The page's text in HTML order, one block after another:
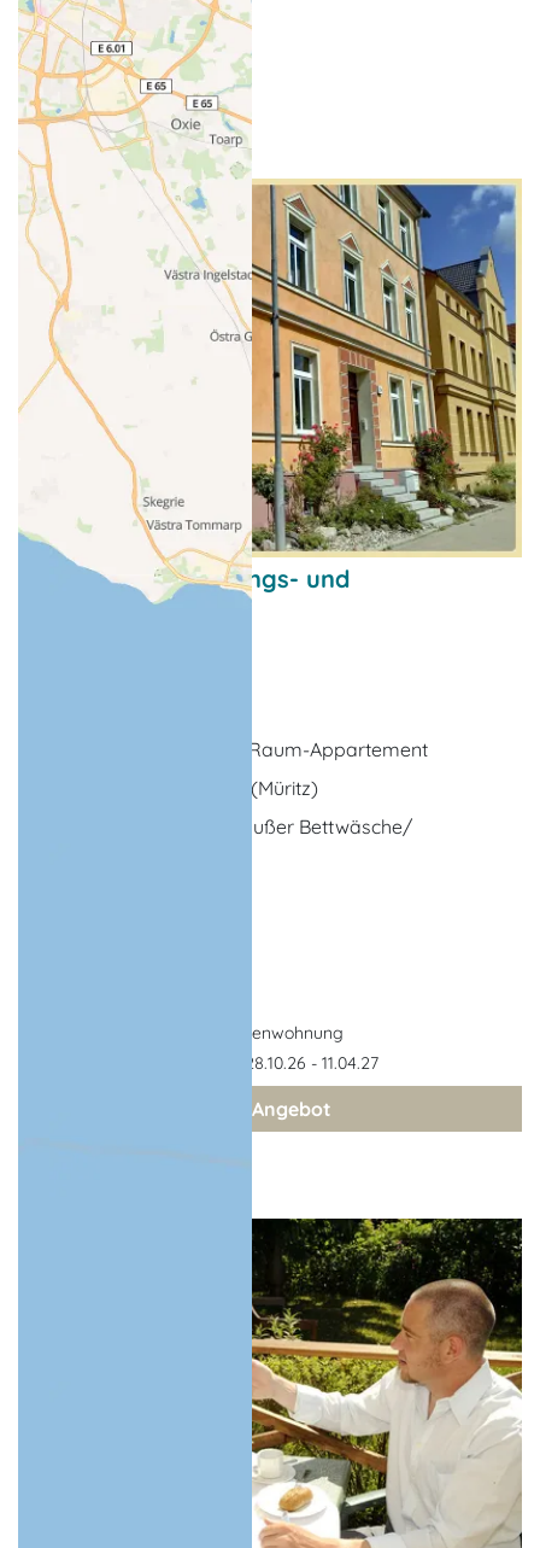
- Anzeige -
Top Frühling
Arrangement Frühlings- und
Herbstwochenende
4 x Übernachtung im 2-Raum-Appartement
im Zentrum von Waren (Müritz)
inklusive aller Kosten (außer Bettwäsche/
Ferienwohnung
Gültigkeit: 28.10.26 - 11.04.27
zum Angebot